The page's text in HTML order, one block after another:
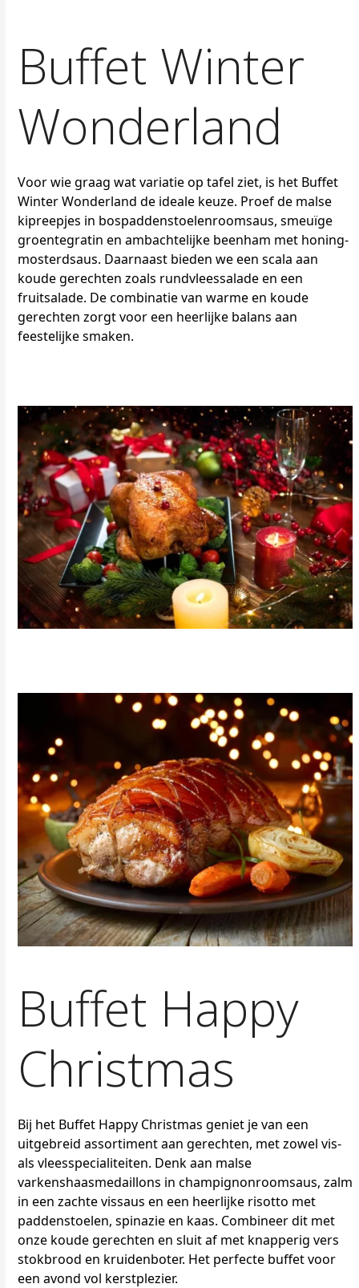
Buffet Winter
Wonderland
Voor wie graag wat variatie op tafel ziet, is het Buffet
Winter Wonderland de ideale keuze. Proef de malse
kipreepjes in bospaddenstoelenroomsaus, smeuïge
groentegratin en ambachtelijke beenham met honing-
mosterdsaus. Daarnaast bieden we een scala aan
koude gerechten zoals rundvleessalade en een
fruitsalade. De combinatie van warme en koude
gerechten zorgt voor een heerlijke balans aan
feestelijke smaken.
Buffet Happy
Christmas
Bij het Buffet Happy Christmas geniet je van een
uitgebreid assortiment aan gerechten, met zowel vis-
als vleesspecialiteiten. Denk aan malse
varkenshaasmedaillons in champignonroomsaus, zalm
in een zachte vissaus en een heerlijke risotto met
paddenstoelen, spinazie en kaas. Combineer dit met
onze koude gerechten en sluit af met knapperig vers
stokbrood en kruidenboter. Het perfecte buffet voor
een avond vol kerstplezier.